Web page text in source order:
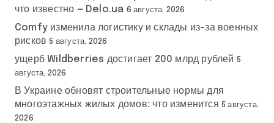
что известно — Delo.ua 6 августа, 2026
Comfy изменила логистику и склады из-за военных
рисков 5 августа, 2026
ущерб Wildberries достигает 200 млрд рублей 5
августа, 2026
В Украине обновят строительные нормы для
многоэтажных жилых домов: что изменится 5 августа,
2026